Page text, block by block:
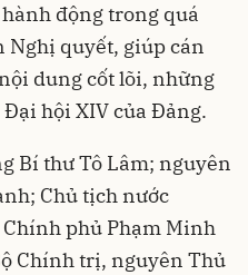
động trong quá
quyết, giúp cán
dung cốt lõi, những
hội XIV của Đảng.
Bí thư Tô Lâm; nguyên
Chủ tịch nước
phủ Phạm Minh
Chính trị, nguyên Thủ